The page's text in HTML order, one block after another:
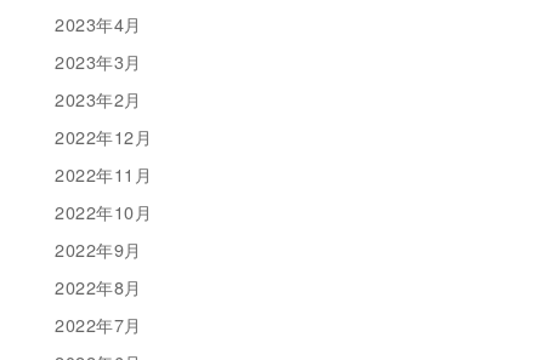
2023年4月
2023年3月
2023年2月
2022年12月
2022年11月
2022年10月
2022年9月
2022年8月
2022年7月